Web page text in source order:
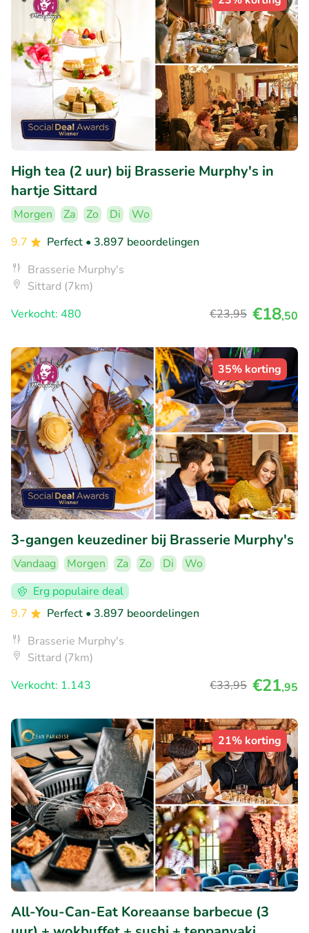
High tea (2 uur) bij Brasserie Murphy's in
hartje Sittard
Morgen Za Zo Di
Wo
9.7
Perfect • 3.897 beoordelingen
Brasserie Murphy's
Sittard (7km)
Verkocht: 480
€23,95 €18,50
35% korting
3-gangen keuzediner bij Brasserie Murphy's
Vandaag Morgen Za Zo Di
Wo
Erg populaire deal
9.7
Perfect • 3.897 beoordelingen
Brasserie Murphy's
Sittard (7km)
Verkocht: 1.143
€33,95 €21,95
21% korting
All-You-Can-Eat Koreaanse barbecue (3